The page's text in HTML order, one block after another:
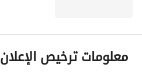
معلومات ترخيص الإعلان